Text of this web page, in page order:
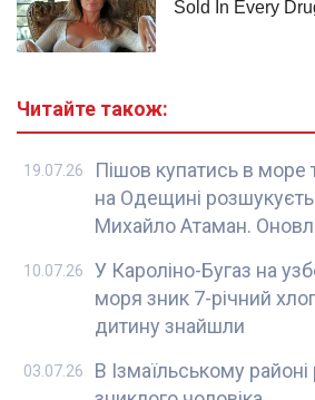
Читайте також:
Пішов купатись в море
на Одещині
Михайло Атаман.
19.07.26
У Кароліно-Бугаз на
моря зник 7-річний
дитину знайшли
10.07.26
В Ізмаїльському
03.07.26